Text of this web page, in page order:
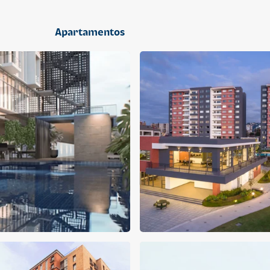
Apartamentos
APARTAMENTO
Q 1,400,000
Cuotas desde Q 9,019*
CENTRICO MADRID
CENTRICO
2 dormitorios 1 baño 2 parqueos
APARTAMENTO
Q 1,300,000
Cuotas desde Q 8,374*
CENTRICO MADRID 2
CENTRICO
2 dormitorios 1 baño 1 parqueo